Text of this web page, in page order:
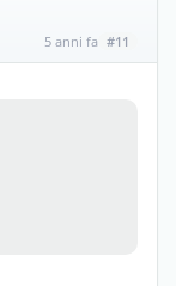
5 anni fa #11